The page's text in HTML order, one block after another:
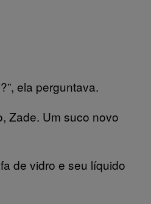
ela perguntava.
Zade. Um suco novo
de vidro e seu líquido